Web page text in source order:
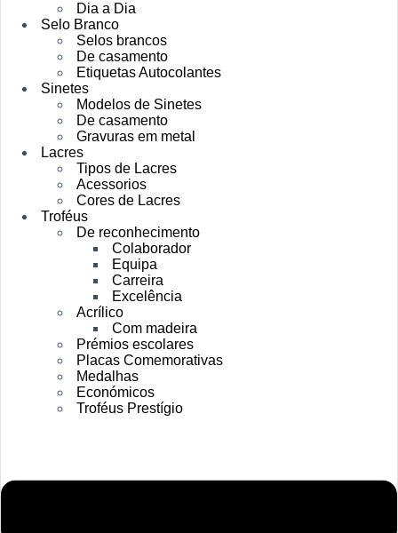
Dia a Dia
Selo Branco
Selos brancos
De casamento
Etiquetas Autocolantes
Sinetes
Modelos de Sinetes
De casamento
Gravuras em metal
Lacres
Tipos de Lacres
Acessorios
Cores de Lacres
Troféus
De reconhecimento
Colaborador
Equipa
Carreira
Excelência
Acrílico
Com madeira
Prémios escolares
Placas Comemorativas
Medalhas
Económicos
Troféus Prestígio